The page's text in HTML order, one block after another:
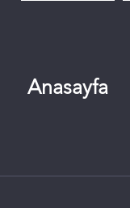
Anasayfa